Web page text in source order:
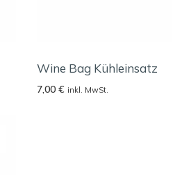
Wine Bag Kühleinsatz
7,00 € inkl. MwSt.